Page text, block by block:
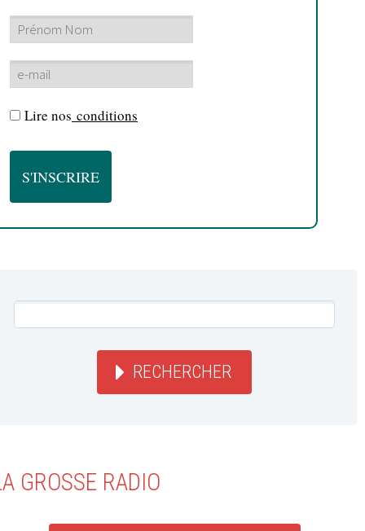
Lire nos conditions
RECHERCHER
GROSSE RADIO